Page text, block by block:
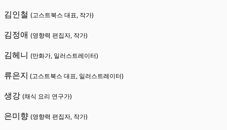
김인철 (고스트북스 대표, 작가)
김정애 (영향력 편집자, 작가)
김헤니 (만화가, 일러스트레이터)
류은지 (고스트북스 대표, 일러스트레이터)
생강 (채식 요리 연구가)
은미향 (영향력 편집자, 작가)